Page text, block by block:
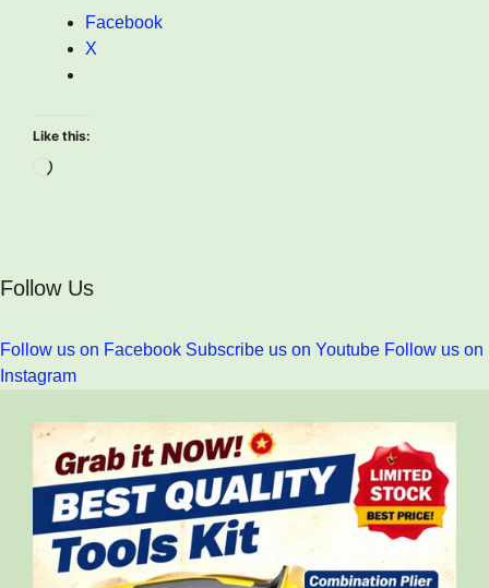
Facebook
X
Like this:
Loading…
Follow Us
Follow us on Facebook Subscribe us on Youtube Follow us on
Instagram